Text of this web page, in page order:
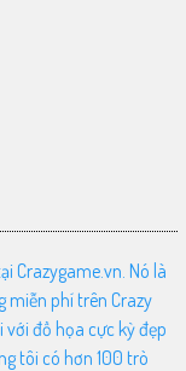
Crazygame.vn. Nó là
phí trên Crazy
đồ họa cực kỳ đẹp
tôi có hơn 100 trò